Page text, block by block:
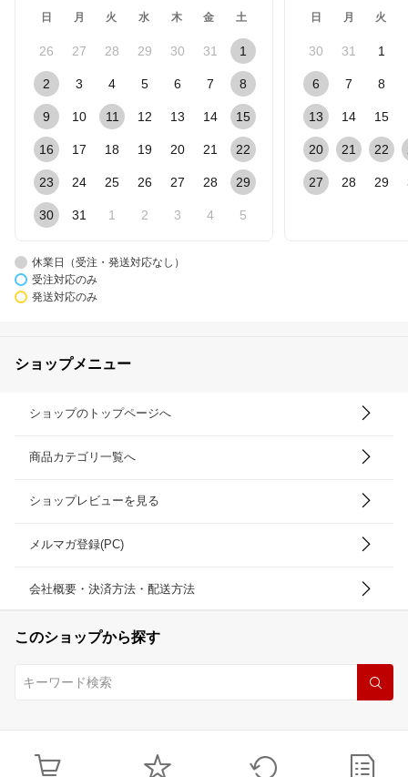
日 月 火 水 木 金 土
26 27 28 29 30 31 1
2 3 4 5 6 7 8
9 10 11 12 13 14 15
16 17 18 19 20 21 22
23 24 25 26 27 28 29
30 31 1 2 3 4 5
日 月 火
30 31 1
6 7 8
13 14 15
20 21 22
27 28 29
休業日（受注・発送対応なし）
受注対応のみ
発送対応のみ
ショップメニュー
ショップのトップページへ
商品カテゴリ一覧へ
ショップレビューを見る
メルマガ登録(PC)
会社概要・決済方法・配送方法
このショップから探す